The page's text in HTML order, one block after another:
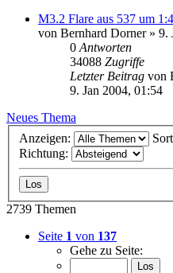
M3.2 Flare aus 537 um
von Bernhard Dorner» 9.
0 Antworten
34088 Zugriffe
Letzter Beitrag von
9. Jan 2004, 01:54
Neues Thema
Anzeigen:
Richtung:
2739 Themen
Seite 1 von 137
Gehe zu Seite: